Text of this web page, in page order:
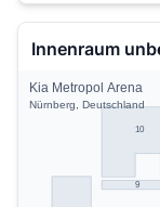
Innenraum
9
10
Kia Metropol Arena
Nürnberg, Deutschland